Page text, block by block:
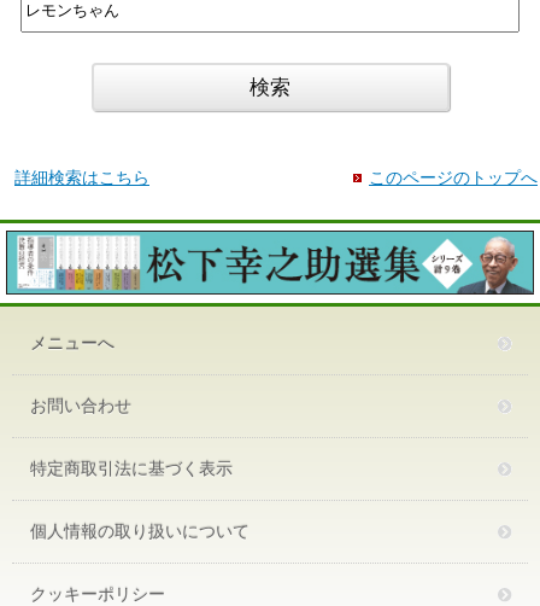
詳細検索はこちら このページのトップへ
メニューへ
お問い合わせ
特定商取引法に基づく表示
個人情報の取り扱いについて
クッキーポリシー